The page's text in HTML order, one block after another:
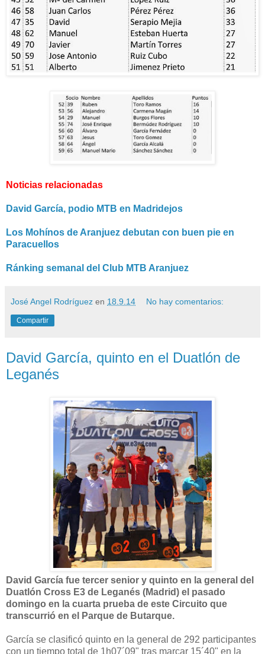
Noticias relacionadas
David García, podio MTB en Madridejos
Los Mohínos de Aranjuez debutan con buen pie en
Paracuellos
Ránking semanal del Club MTB Aranjuez
José Angel Rodríguez en 18.9.14 No hay comentarios:
Compartir
David García, quinto en el Duatlón de
Leganés
David García fue tercer senior y quinto en la general del
Duatlón Cross E3 de Leganés (Madrid) el pasado
domingo en la cuarta prueba de este Circuito que
transcurrió en el Parque de Butarque.
García se clasificó quinto en la general de 292 participantes
con un tiempo total de 1h07´09" tras marcar 15´40" en la